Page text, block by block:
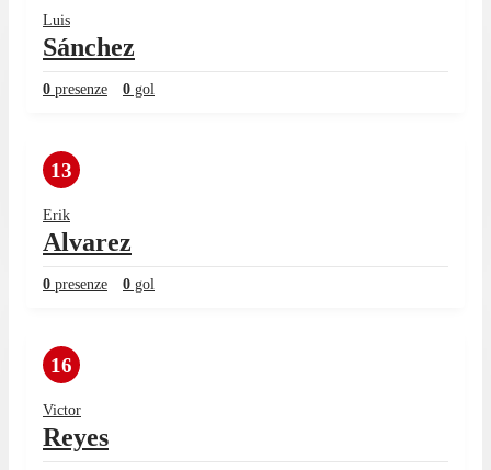
Luis
Sánchez
0 presenze 0 gol
13
Erik
Alvarez
0 presenze 0 gol
16
Victor
Reyes